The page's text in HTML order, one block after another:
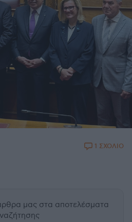
1 ΣΧΟΛΙΟ
μας στα αποτελέσματα